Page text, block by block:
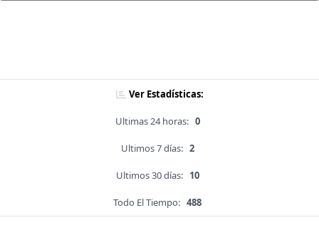
Ver Estadísticas:
Ultimas 24 horas: 0
Ultimos 7 días: 2
Ultimos 30 días: 10
Todo El Tiempo: 488